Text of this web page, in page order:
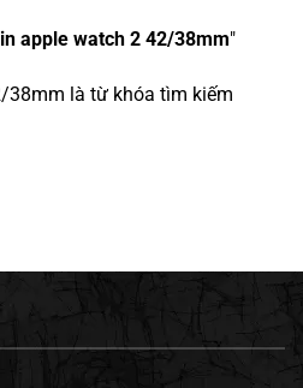
apple watch 2 42/38mm"
38mm là từ khóa tìm kiếm